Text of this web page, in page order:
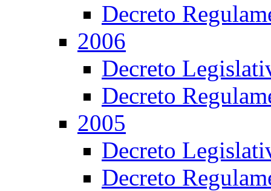
Decreto
2006
Decreto
Decreto
2005
Decreto
Decreto